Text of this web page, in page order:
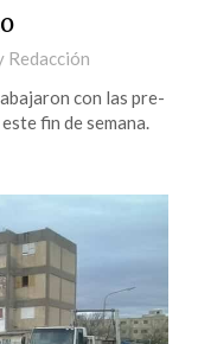
Redacción
con las pre-
fin de semana.